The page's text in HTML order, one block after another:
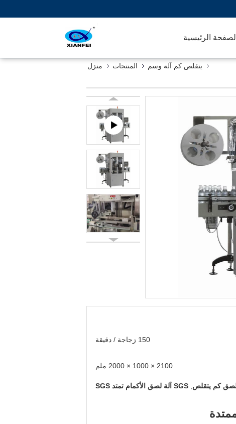
الصفحة الرئيسية
منزل المنتجات يتقلص كم آلة وسم
150 زجاجة / دقيقة
2100 × 1000 × 2000 ملم
SGS آلة لصق الأكمام تمتد SGS